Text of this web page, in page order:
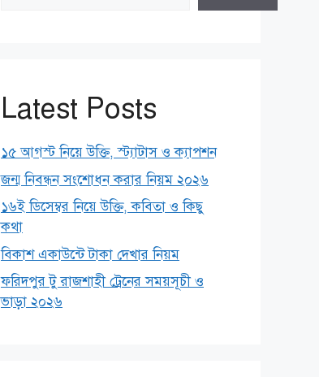
Latest Posts
১৫ আগস্ট নিয়ে উক্তি, স্ট্যাটাস ও ক্যাপশন
জন্ম নিবন্ধন সংশোধন করার নিয়ম ২০২৬
১৬ই ডিসেম্বর নিয়ে উক্তি, কবিতা ও কিছু
কথা
বিকাশ একাউন্টে টাকা দেখার নিয়ম
ফরিদপুর টু রাজশাহী ট্রেনের সময়সূচী ও
ভাড়া ২০২৬